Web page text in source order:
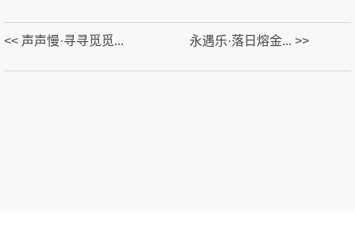
<< 声声慢·寻寻觅觅... 永遇乐·落日熔金... >>